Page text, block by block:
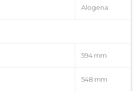
Alogena
594 mm
548 mm